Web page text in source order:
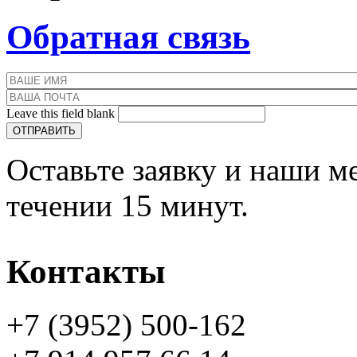
Обратная связь
ваше имя*
ваша почта*
Leave this field blank
Оставьте заявку и наши
течении 15 минут.
Контакты
+7 (3952) 500-162